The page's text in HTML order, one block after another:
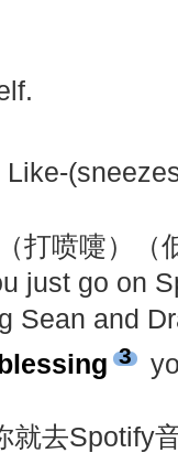
打喷嚏）（
just go on
Sean and
3
就去Spotify